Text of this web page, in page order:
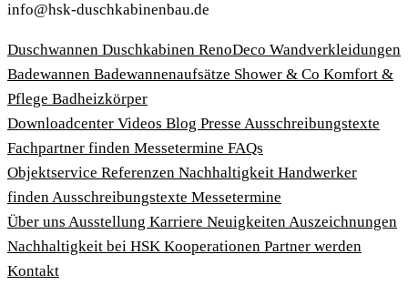
info@hsk-duschkabinenbau.de
Duschwannen Duschkabinen RenoDeco Wandverkleidungen
Badewannen Badewannenaufsätze Shower & Co Komfort &
Pflege Badheizkörper
Download­center Videos Blog Presse Ausschreibungstexte
Fachpartner finden Messetermine FAQs
Objektservice Referenzen Nachhaltigkeit Handwerker
findenAusschreibungstexte Messetermine
Über uns Ausstellung Karriere NeuigkeitenAuszeichnungen
Nachhaltigkeit bei HSK Kooperationen Partner werden
Kontakt